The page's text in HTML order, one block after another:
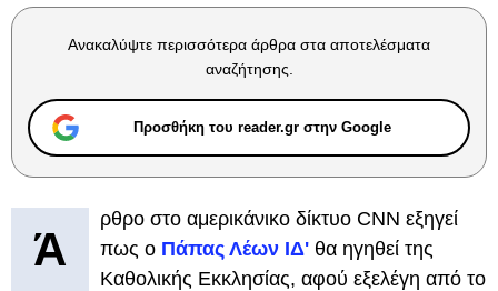
Ανακαλύψτε περισσότερα άρθρα στα αποτελέσματα
αναζήτησης.
Προσθήκη του reader.gr στην Google
Ά
ρθρο στο αμερικάνικο δίκτυο CNN εξηγεί
πως ο Πάπας Λέων ΙΔ' θα ηγηθεί της
Καθολικής Εκκλησίας, αφού εξελέγη από το